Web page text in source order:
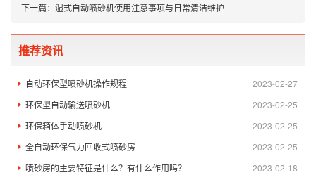
下一篇： 湿式自动喷砂机使用注意事项与日常清洁维护
推荐资讯
2023-02-27
自动环保型喷砂机操作规程
2023-02-25
环保型自动输送喷砂机
2023-02-25
环保箱体手动喷砂机
2023-02-25
全自动环保气力回收式喷砂房
2023-02-18
喷砂房的主要特征是什么？有什么作用吗？